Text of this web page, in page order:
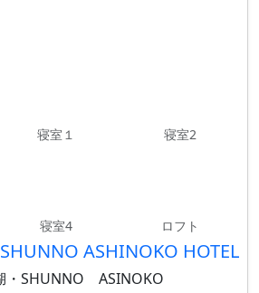
寝室１ 寝室2
寝室4 ロフト
ASHINOKO HOTEL
・SHUNNO ASINOKO